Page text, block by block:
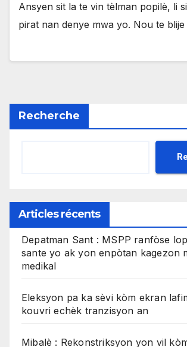
Ansyen sit la te vin tèlman popilè, li
pirat nan denye mwa yo. Nou te
Recherche
Articles récents
Depatman Sant : MSPP ranfòse
sante yo ak yon enpòtan kagezon
medikal
Eleksyon pa ka sèvi kòm ekran
kouvri echèk tranzisyon an
Mibalè : Rekonstriksyon yon vil